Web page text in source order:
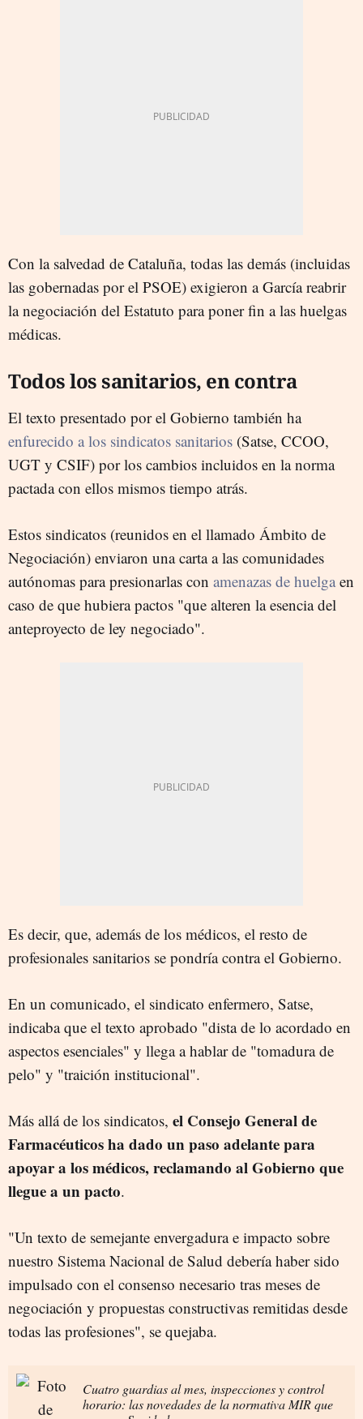
Con la salvedad de Cataluña, todas las demás (incluidas
las gobernadas por el PSOE) exigieron a García reabrir
la negociación del Estatuto para poner fin a las huelgas
médicas.
Todos los sanitarios, en contra
El texto presentado por el Gobierno también ha
enfurecido a los sindicatos sanitarios (Satse, CCOO,
UGT y CSIF) por los cambios incluidos en la norma
pactada con ellos mismos tiempo atrás.
Estos sindicatos (reunidos en el llamado Ámbito de
Negociación) enviaron una carta a las comunidades
autónomas para presionarlas con amenazas de huelga en
caso de que hubiera pactos "que alteren la esencia del
anteproyecto de ley negociado".
Es decir, que, además de los médicos, el resto de
profesionales sanitarios se pondría contra el Gobierno.
En un comunicado, el sindicato enfermero, Satse,
indicaba que el texto aprobado "dista de lo acordado en
aspectos esenciales" y llega a hablar de "tomadura de
pelo" y "traición institucional".
Más allá de los sindicatos, el Consejo General de
Farmacéuticos ha dado un paso adelante para
apoyar a los médicos, reclamando al Gobierno que
llegue a un pacto.
"Un texto de semejante envergadura e impacto sobre
nuestro Sistema Nacional de Salud debería haber sido
impulsado con el consenso necesario tras meses de
negociación y propuestas constructivas remitidas desde
todas las profesiones", se quejaba.
Cuatro guardias al mes, inspecciones y control
horario: las novedades de la normativa MIR que